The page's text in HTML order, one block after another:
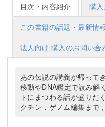
目次・内容紹介 購
この書籍の話題・最新情報
法人向け 購入のお問い合
あの伝説の講義が帰って
移動やDNA鑑定で読み解
トにまつわる話が盛りだ
クチン，ゲノム編集まで